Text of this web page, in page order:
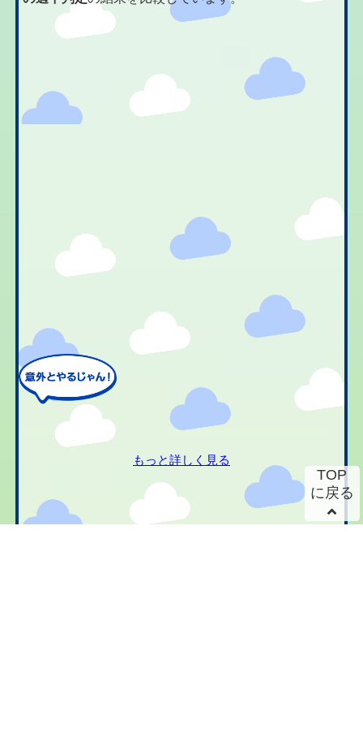
もっと詳しく見る
TOP
に戻る